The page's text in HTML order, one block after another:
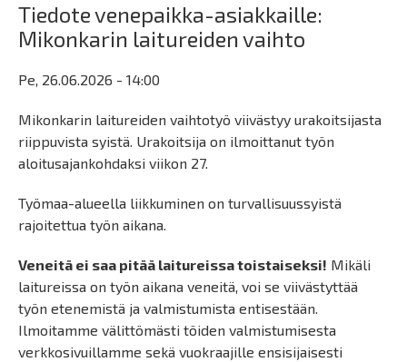
Tiedote venepaikka-asiakkaille:
Mikonkarin laitureiden vaihto
Pe, 26.06.2026 - 14:00
Mikonkarin laitureiden vaihtotyö viivästyy urakoitsijasta
riippuvista syistä. Urakoitsija on ilmoittanut työn
aloitusajankohdaksi viikon 27.
Työmaa-alueella liikkuminen on turvallisuussyistä
rajoitettua työn aikana.
Veneitä ei saa pitää laitureissa toistaiseksi! Mikäli
laitureissa on työn aikana veneitä, voi se viivästyttää
työn etenemistä ja valmistumista entisestään.
Ilmoitamme välittömästi töiden valmistumisesta
verkkosivuillamme sekä vuokraajille ensisijaisesti